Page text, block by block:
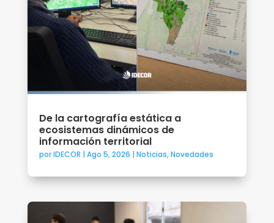
De la cartografía estática a
ecosistemas dinámicos de
información territorial
porIDECOR | Ago 5, 2026 | Noticias,Novedades